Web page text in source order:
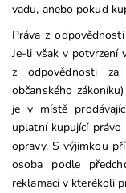
vadu, anebo pokud
Práva z
Je-li však v potvrzení
z odpovědnosti
občanského
je v místě
uplatní kupující
opravy. S výjimkou
osoba podle
reklamaci v kterékoli